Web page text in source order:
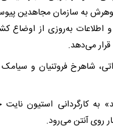
به‌ سازمان مجاهدین
به‌روزی از اوضاع
می‌دهد.
شاهرخ فروتنیان و